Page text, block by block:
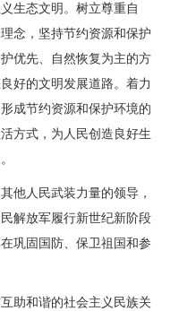
态文明。树立尊重自
念，坚持节约资源和保护
优先、自然恢复为主的方
好的文明发展道路。着力
成节约资源和保护环境的
方式，为人民创造良好生
人民武装力量的领导，
解放军履行新世纪新阶段
巩固国防、保卫祖国和参
助和谐的社会主义民族关